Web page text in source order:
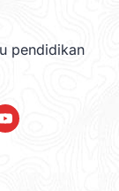
pendidikan